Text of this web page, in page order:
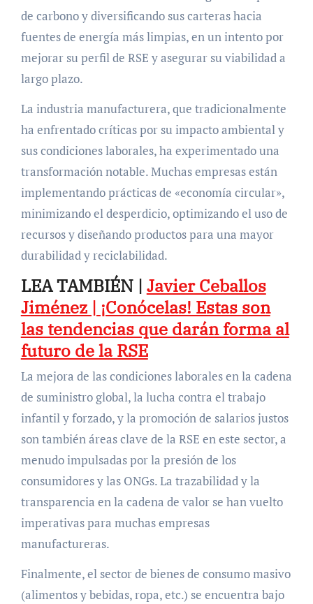
de carbono y diversificando sus carteras hacia
fuentes de energía más limpias, en un intento por
mejorar su perfil de RSE y asegurar su viabilidad a
largo plazo.
La industria manufacturera, que tradicionalmente
ha enfrentado críticas por su impacto ambiental y
sus condiciones laborales, ha experimentado una
transformación notable. Muchas empresas están
implementando prácticas de «economía circular»,
minimizando el desperdicio, optimizando el uso de
recursos y diseñando productos para una mayor
durabilidad y reciclabilidad.
LEA TAMBIÉN | Javier Ceballos
Jiménez | ¡Conócelas! Estas son
las tendencias que darán forma al
futuro de la RSE
La mejora de las condiciones laborales en la cadena
de suministro global, la lucha contra el trabajo
infantil y forzado, y la promoción de salarios justos
son también áreas clave de la RSE en este sector, a
menudo impulsadas por la presión de los
consumidores y las ONGs. La trazabilidad y la
transparencia en la cadena de valor se han vuelto
imperativas para muchas empresas
manufactureras.
Finalmente, el sector de bienes de consumo masivo
(alimentos y bebidas, ropa, etc.) se encuentra bajo